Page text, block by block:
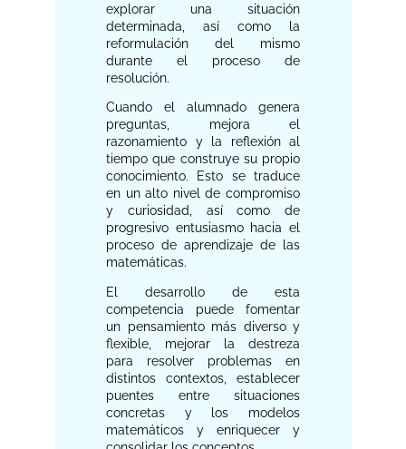
explorar una situación
determinada, así como la
reformulación del mismo
durante el proceso de
resolución.
Cuando el alumnado genera
preguntas, mejora el
razonamiento y la reflexión al
tiempo que construye su propio
conocimiento. Esto se traduce
en un alto nivel de compromiso
y curiosidad, así como de
progresivo entusiasmo hacia el
proceso de aprendizaje de las
matemáticas.
El desarrollo de esta
competencia puede fomentar
un pensamiento más diverso y
flexible, mejorar la destreza
para resolver problemas en
distintos contextos, establecer
puentes entre situaciones
concretas y los modelos
matemáticos y enriquecer y